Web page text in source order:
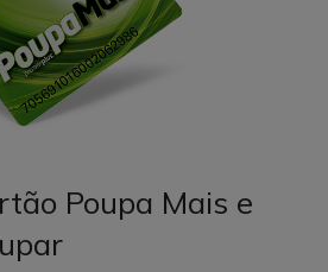
Poupa Mais e